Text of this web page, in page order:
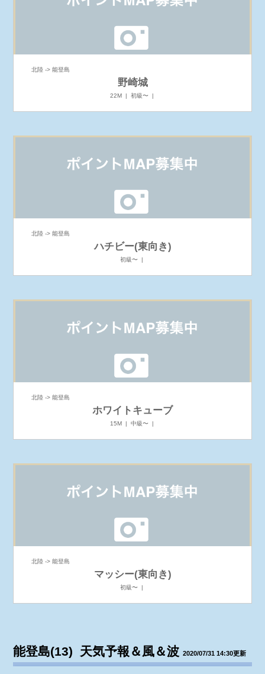
北陸 -> 能登島
野崎城
22M | 初級〜 |
北陸 -> 能登島
ハチビー(東向き)
初級〜 |
北陸 -> 能登島
ホワイトキューブ
15M | 中級〜 |
北陸 -> 能登島
マッシー(東向き)
初級〜 |
能登島(13) 天気予報＆風＆波2020/07/31 14:30更新